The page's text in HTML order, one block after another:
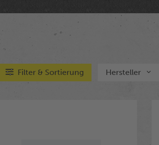
Filter & Sortierung Hersteller